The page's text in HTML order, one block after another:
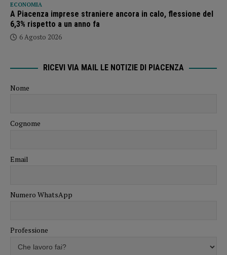
ECONOMIA
A Piacenza imprese straniere ancora in calo, flessione del
6,3% rispetto a un anno fa
6 Agosto 2026
RICEVI VIA MAIL LE NOTIZIE DI PIACENZA
Nome
Cognome
Email
Numero WhatsApp
Professione